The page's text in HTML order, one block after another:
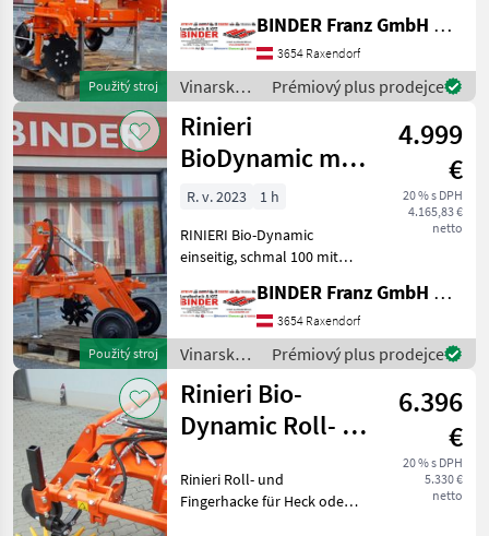
Použitý stroj
vollautomatischer
Tastersteuerung! #
Beschreibung: Der RINIERI
Zwischen-Stockräumer
Modell TU
BINDER Franz GmbH & CoKG
3654 Raxendorf
Vinarské
stroje /
Rinieri
Prémiový plus prodejce
Použitý stroj
Rinieri
BioDynamic mit
Roll- und
Fingerhacke
4.999
€
20 % s DPH
4.165,83 €
netto
R. v. 2023
1 h
RINIERI Bio-Dynamic
einseitig, schmal 100 mit
glyphosatfreie-
mechanische
Unterstockbearbeitung, für
Reihenbreiten von 160 -
300cm,
BINDER Franz GmbH & CoKG
3654 Raxendorf
Vinarské
stroje /
Rinieri
Prémiový plus prodejce
Rinieri Bio-
Dynamic Roll- u.
6.396
€
20 % s DPH
5.330 €
netto
Rinieri Roll- und
Fingerhacke für Heck oder